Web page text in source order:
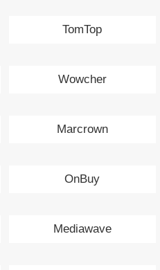
TomTop
Wowcher
Marcrown
OnBuy
Mediawave